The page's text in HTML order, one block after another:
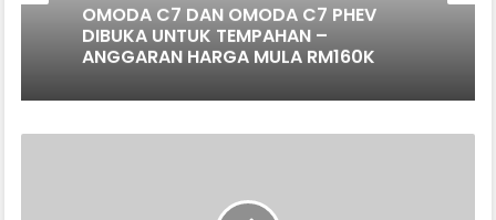
OMODA C7 DAN OMODA C7 PHEV
DIBUKA UNTUK TEMPAHAN –
ANGGARAN HARGA MULA RM160K